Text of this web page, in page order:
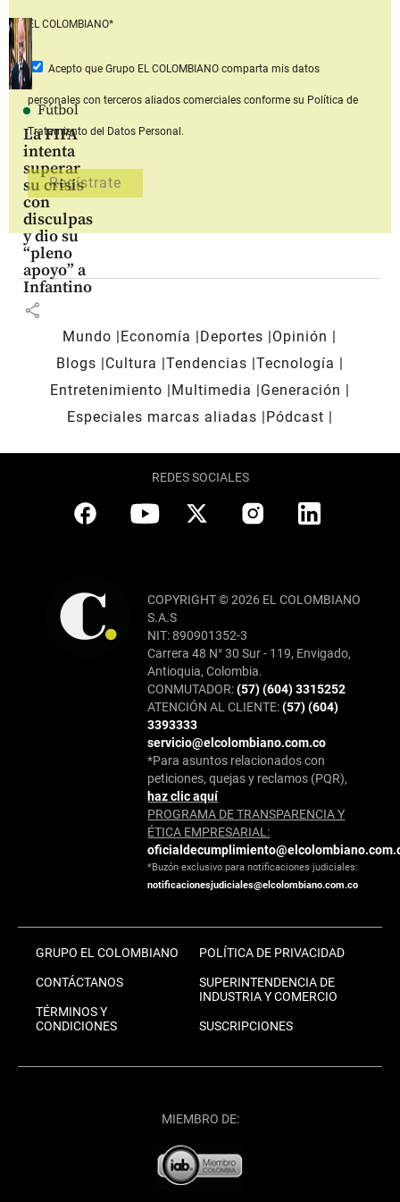
Fútbol
La FIFA
intenta
superar
su crisis
con
disculpas
y dio su
“pleno
apoyo” a
Infantino
share
EL COLOMBIANO*
Acepto que Grupo EL COLOMBIANOcomparta mis datos
personales con terceros aliados comerciales conforme su Política de
Tratamiento del Datos Personal.
Mundo Economía Deportes
Opinión
Blogs
Cultura Tendencias Tecnología
Entretenimiento
Multimedia
Generación
Especiales marcas aliadas
Pódcast
REDES SOCIALES
COPYRIGHT © 2026 EL COLOMBIANO
S.A.S
NIT: 890901352-3
Carrera 48 N° 30 Sur - 119, Envigado,
Antioquia, Colombia.
CONMUTADOR:(57) (604) 3315252
ATENCIÓN AL CLIENTE:(57) (604)
3393333
servicio@elcolombiano.com.co
*Para asuntos relacionados con
peticiones, quejas y reclamos (PQR),
haz clic aquí
PROGRAMA DE TRANSPARENCIA Y
ÉTICA EMPRESARIAL:
*Buzón exclusivo para notificaciones judiciales:
notificacionesjudiciales@elcolombiano.com.co
GRUPO EL COLOMBIANO
CONTÁCTANOS
TÉRMINOS Y
CONDICIONES
POLÍTICA DE PRIVACIDAD
SUPERINTENDENCIA DE
INDUSTRIA Y COMERCIO
SUSCRIPCIONES
MIEMBRO DE: